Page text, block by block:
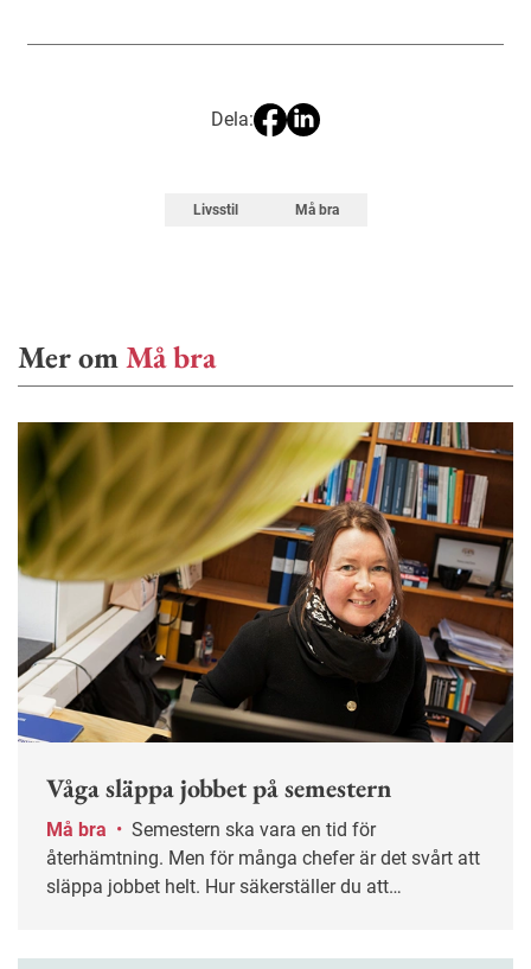
Dela:
Livsstil Må bra
Mer omMå bra
Våga släppa jobbet på semestern
Må bra •
återhämtning. Men för många chefer är det svårt att
släppa jobbet helt. Hur säkerställer du att